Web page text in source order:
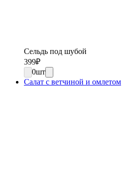
Сельдь под шубой
399₽
0шт
Салат с ветчиной и омлетом